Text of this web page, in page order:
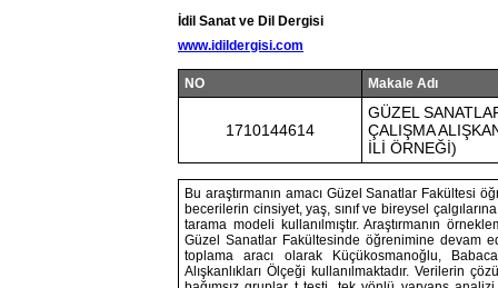
İdil Sanat ve Dil Dergisi
www.idildergisi.com
NO Makale Adı
1710144614
GÜZEL
ÇALIŞMA
İLİ ÖRNEĞİ)
Bu araştırmanın amacı Güzel Sanatlar Fakültesi
becerilerin cinsiyet, yaş, sınıf ve bireysel
tarama modeli kullanılmıştır. Araştırmanın
Güzel Sanatlar Fakültesinde öğrenimine devam
toplama aracı olarak Küçükosmanoğlu,
Alışkanlıkları Ölçeği kullanılmaktadır. Verilerin